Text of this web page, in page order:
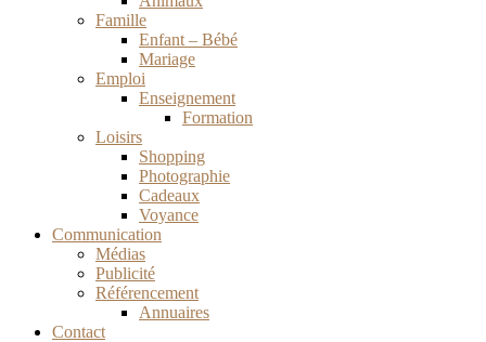
Famille
Enfant – Bébé
Mariage
Emploi
Enseignement
Formation
Loisirs
Shopping
Photographie
Cadeaux
Voyance
Communication
Médias
Publicité
Référencement
Annuaires
Contact